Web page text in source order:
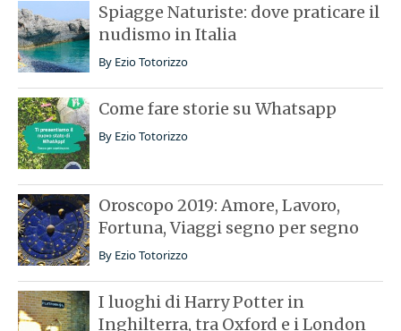
Spiagge Naturiste: dove praticare il
nudismo in Italia
By Ezio Totorizzo
Come fare storie su Whatsapp
By Ezio Totorizzo
Oroscopo 2019: Amore, Lavoro,
Fortuna, Viaggi segno per segno
By Ezio Totorizzo
I luoghi di Harry Potter in
Inghilterra, tra Oxford e i London